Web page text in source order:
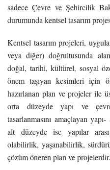
sadece Çevre ve Şehircilik
durumunda kentsel tasarım
Kentsel tasarım projeleri,
veya diğer) doğrultusunda
doğal, tarihi, kültürel, sosyal
önem taşıyan kesimleri için
hazırlanan plan ve projeler ile
orta düzeyde yapı ve
tasarlanmasını amaçlayan
alt düzeyde ise yapılar arası
olabilirlik, yaşanabilirlik,
çözüm öneren plan ve projelerdir.